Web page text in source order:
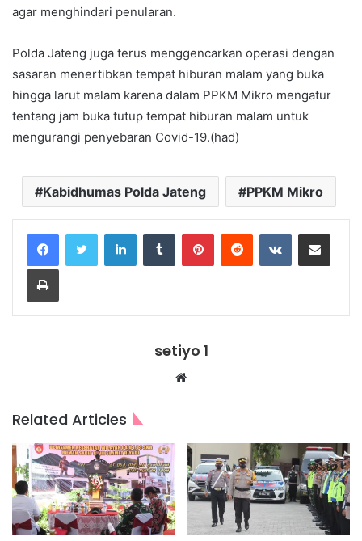
agar menghindari penularan.
Polda Jateng juga terus menggencarkan operasi dengan
sasaran menertibkan tempat hiburan malam yang buka
hingga larut malam karena dalam PPKM Mikro mengatur
tentang jam buka tutup tempat hiburan malam untuk
mengurangi penyebaran Covid-19.(had)
Kabidhumas Polda Jateng PPKM Mikro
LinkedInTumblr PinterestReddit VKontakteShare via Email
Print
setiyo 1
Website
Related Articles